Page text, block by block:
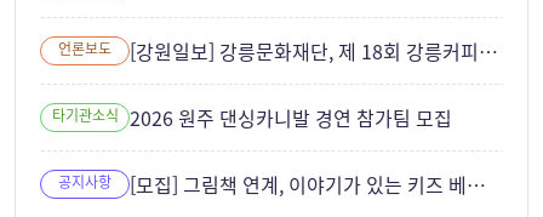
언론보도 [강원일보] 강릉문화재단, 제 18회 강릉커피축제 성공 개최 준비 본격화
타기관소식 2026 원주 댄싱카니발 경연 참가팀 모집
공지사항 [모집] 그림책 연계, 이야기가 있는 키즈 베이킹 참여자 모집